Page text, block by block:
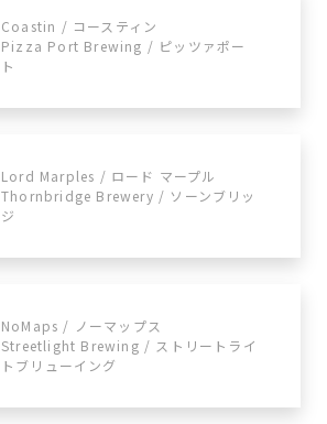
Coastin / コースティン
Pizza Port Brewing / ​​ピッツァポー
ト
Lord Marples / ロード マープル
Thornbridge Brewery / ソーンブリッ
ジ
NoMaps / ノーマップス
Streetlight Brewing / ストリートライ
トブリューイング